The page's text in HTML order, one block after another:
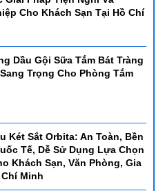
Biến
hàng, nồi hâm buffet có nhiều
Cho Khách Sạn Tại Hồ Chí
Dầu Gội Sữa Tắm Bát Tràng
Trọng Cho Phòng Tắm
Két Sắt Orbita: An Toàn, Bền
Tế, Dễ Sử Dụng Lựa Chọn
Khách Sạn, Văn Phòng, Gia
Minh